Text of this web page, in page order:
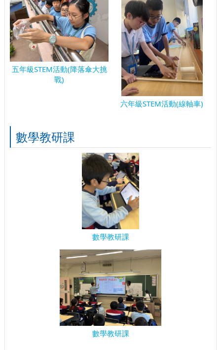
五年級STEM活動(降落傘大挑
戰)
六年級STEM活動(線軸車)
數學教研課
數學教研課
數學教研課